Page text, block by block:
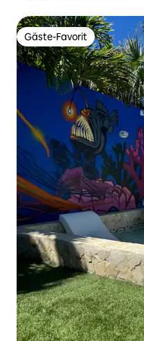
Gäste-Favorit
Gäste-Favorit